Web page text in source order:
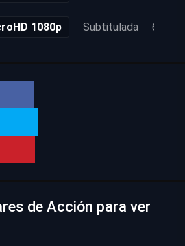
1080p Subtitulada 6 años
de Acción para ver